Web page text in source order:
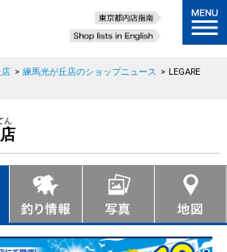
店 > 練馬光が丘店のショップニュース > LEGARE
ん